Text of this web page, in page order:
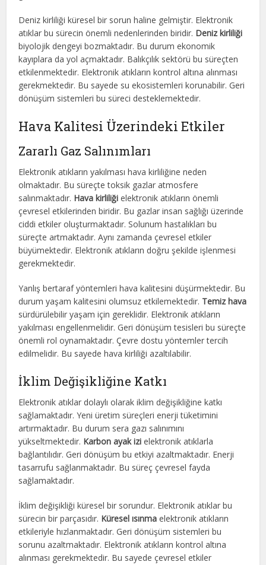
Deniz kirliliği küresel bir sorun haline gelmiştir. Elektronik
atıklar bu sürecin önemli nedenlerinden biridir. Deniz kirliliği
biyolojik dengeyi bozmaktadır. Bu durum ekonomik
kayıplara da yol açmaktadır. Balıkçılık sektörü bu süreçten
etkilenmektedir. Elektronik atıkların kontrol altına alınması
gerekmektedir. Bu sayede su ekosistemleri korunabilir. Geri
dönüşüm sistemleri bu süreci desteklemektedir.
Hava Kalitesi Üzerindeki Etkiler
Zararlı Gaz Salınımları
Elektronik atıkların yakılması hava kirliliğine neden
olmaktadır. Bu süreçte toksik gazlar atmosfere
salınmaktadır. Hava kirliliği elektronik atıkların önemli
çevresel etkilerinden biridir. Bu gazlar insan sağlığı üzerinde
ciddi etkiler oluşturmaktadır. Solunum hastalıkları bu
süreçte artmaktadır. Aynı zamanda çevresel etkiler
büyümektedir. Elektronik atıkların doğru şekilde işlenmesi
gerekmektedir.
Yanlış bertaraf yöntemleri hava kalitesini düşürmektedir. Bu
durum yaşam kalitesini olumsuz etkilemektedir. Temiz hava
sürdürülebilir yaşam için gereklidir. Elektronik atıkların
yakılması engellenmelidir. Geri dönüşüm tesisleri bu süreçte
önemli rol oynamaktadır. Çevre dostu yöntemler tercih
edilmelidir. Bu sayede hava kirliliği azaltılabilir.
İklim Değişikliğine Katkı
Elektronik atıklar dolaylı olarak iklim değişikliğine katkı
sağlamaktadır. Yeni üretim süreçleri enerji tüketimini
artırmaktadır. Bu durum sera gazı salınımını
yükseltmektedir. Karbon ayak izi elektronik atıklarla
bağlantılıdır. Geri dönüşüm bu etkiyi azaltmaktadır. Enerji
tasarrufu sağlanmaktadır. Bu süreç çevresel fayda
sağlamaktadır.
İklim değişikliği küresel bir sorundur. Elektronik atıklar bu
sürecin bir parçasıdır. Küresel ısınma elektronik atıkların
etkileriyle hızlanmaktadır. Geri dönüşüm sistemleri bu
sorunu azaltmaktadır. Elektronik atıkların kontrol altına
alınması gerekmektedir. Bu sayede çevresel etkiler